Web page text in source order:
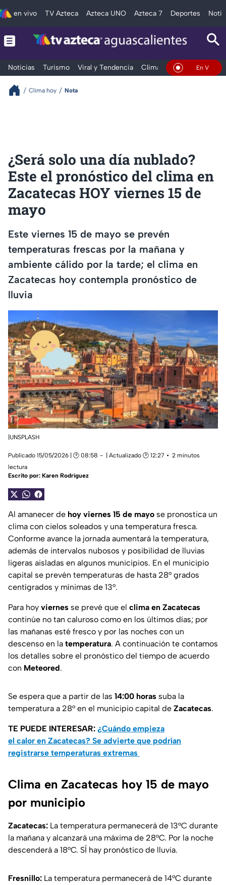
en vivo TV Azteca Azteca UNO Azteca 7 Deportes
Noticias Turismo Viral y Tendencia Clima DeportesEn Vivo
Clima hoy Nota
¿Será solo una día nublado?
Este el pronóstico del clima en
Zacatecas HOY viernes 15 de
mayo
Este viernes 15 de mayo se prevén
temperaturas frescas por la mañana y
ambiente cálido por la tarde; el clima en
Zacatecas hoy contempla pronóstico de
lluvia
|UNSPLASH
Publicado 15/05/2026 | 🕑 08:58 | Actualizado 🕑 12:27
2 minutos
lectura
Escrito por: Karen Rodríguez
Al amanecer de hoy viernes 15 de mayo se pronostica un
clima con cielos soleados y una temperatura fresca.
Conforme avance la jornada aumentará la temperatura,
además de intervalos nubosos y posibilidad de lluvias
ligeras aisladas en algunos municipios. En el municipio
capital se prevén temperaturas de hasta 28° grados
centígrados y mínimas de 13°.
Para hoy viernes se prevé que el clima en Zacatecas
continúe no tan caluroso como en los últimos días; por
las mañanas esté fresco y por las noches con un
descenso en la temperatura. A continuación te contamos
los detalles sobre el pronóstico del tiempo de acuerdo
con Meteored.
Se espera que a partir de las 14:00 horas suba la
temperatura a 28° en el municipio capital de Zacatecas.
TE PUEDE INTERESAR: ¿Cuándo empieza
el calor en Zacatecas? Se advierte que podrían
registrarse temperaturas extremas
Clima en Zacatecas hoy 15 de mayo
por municipio
Zacatecas: La temperatura permanecerá de 13°C durante
la mañana y alcanzará una máxima de 28°C. Por la noche
descenderá a 18°C. SÍ hay pronóstico de lluvia.
Fresnillo: La temperatura permanecerá de 14°C durante